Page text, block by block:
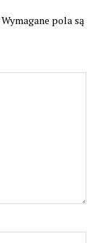
Wymagane pola są